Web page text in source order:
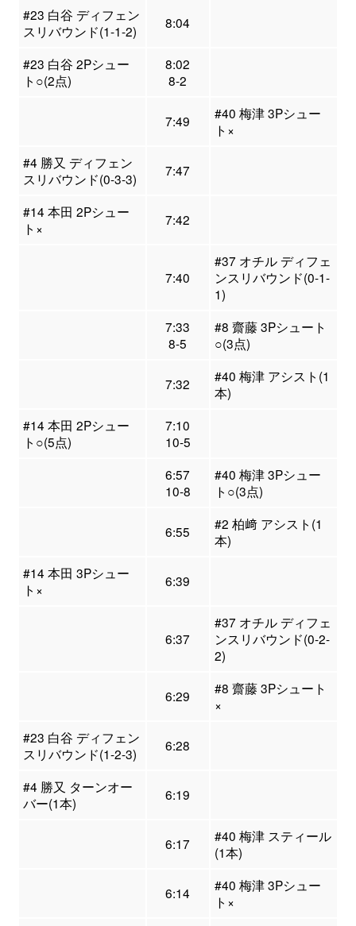
#23 白谷 ディフェン
スリバウンド(1-1-2)
8:04
#23 白谷 2Pシュー
ト○(2点)
8:02
8-2
7:49
#40 梅津 3Pシュー
ト×
#4 勝又 ディフェン
スリバウンド(0-3-3)
7:47
#14 本田 2Pシュー
ト×
7:42
7:40
#37 オチル ディフェ
ンスリバウンド(0-1-
1)
7:33
8-5
#8 齋藤 3Pシュート
○(3点)
7:32
#40 梅津 アシスト(1
本)
#14 本田 2Pシュー
ト○(5点)
7:10
10-5
6:57
10-8
#40 梅津 3Pシュー
ト○(3点)
6:55
#2 柏﨑 アシスト(1
本)
#14 本田 3Pシュー
ト×
6:39
6:37
#37 オチル ディフェ
ンスリバウンド(0-2-
2)
6:29
#8 齋藤 3Pシュート
×
#23 白谷 ディフェン
スリバウンド(1-2-3)
6:28
#4 勝又 ターンオー
バー(1本)
6:19
6:17
#40 梅津 スティール
(1本)
6:14
#40 梅津 3Pシュー
ト×